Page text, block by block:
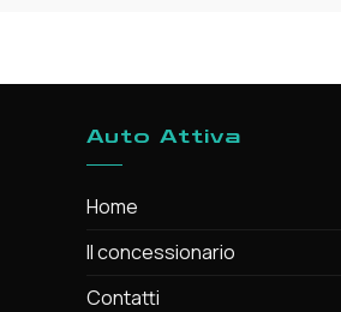
Auto Attiva
Home
Il concessionario
Contatti